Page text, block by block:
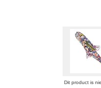
Dit product is